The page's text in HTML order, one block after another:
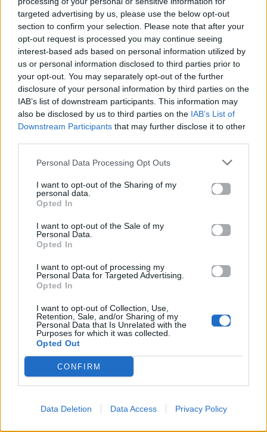
targeted advertising by us, please use the below opt-out
section to confirm your selection. Please note that after your
opt-out request is processed you may continue seeing
interest-based ads based on personal information utilized by
us or personal information disclosed to third parties prior to
your opt-out. You may separately opt-out of the further
disclosure of your personal information by third parties on the
IAB’s list of downstream participants. This information may
also be disclosed by us to third parties on the IAB’s List of
Downstream Participants that may further disclose it to other
Personal Data Processing Opt Outs
I want to opt-out of the Sharing of my
personal data.
Opted In
I want to opt-out of the Sale of my
Personal Data.
Opted In
I want to opt-out of processing my
Personal Data for Targeted Advertising.
Opted In
I want to opt-out of Collection, Use,
Retention, Sale, and/or Sharing of my
Personal Data that Is Unrelated with the
Purposes for which it was collected.
Opted Out
CONFIRM
Data Deletion Data Access Privacy Policy
πρόβα τζενεράλε της Γιάννας Τερζή! –
Το αίτημά μας που απορρίφθηκε
08.05.2018
Ποια αντικατέστησε την Γιάννα Τερζή
στην 3η τεχνική πρόβα στη σκηνή της
Eurovision;
07.05.2018